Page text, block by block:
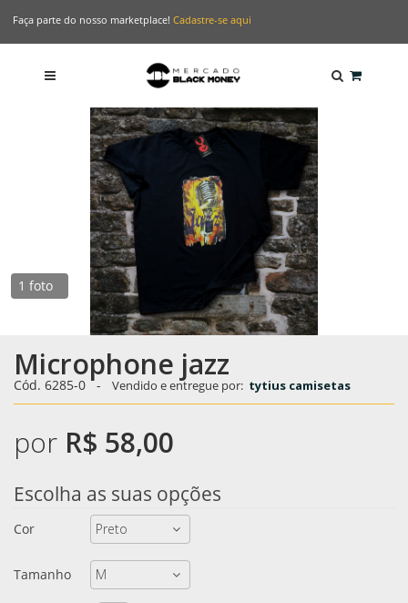
Faça parte do nosso marketplace! Cadastre-se aqui
1 foto
Microphone jazz
Cód. 6285-0 - Vendido e entregue por: tytius camisetas
por R$ 58,00
Escolha as suas opções
Cor
Tamanho